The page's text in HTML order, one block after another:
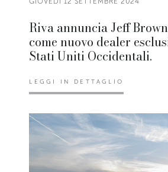
Riva annuncia Jeff
come nuovo dealer
Stati Uniti Occidentali.
LEGGI IN DETTAGLIO